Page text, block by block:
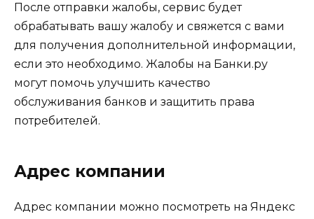
После отправки жалобы, сервис будет
обрабатывать вашу жалобу и свяжется с вами
для получения дополнительной информации,
если это необходимо. Жалобы на Банки.ру
могут помочь улучшить качество
обслуживания банков и защитить права
потребителей.
Адрес компании
Адрес компании можно посмотреть на Яндекс